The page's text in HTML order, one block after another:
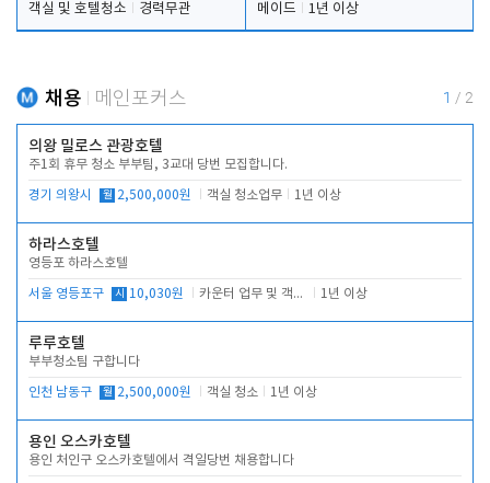
객실 및 호텔청소
경력무관
메이드
1년 이상
채용 메인포커스 1 / 2
의왕 밀로스 관광호텔
주1회 휴무 청소 부부팀, 3교대 당번 모집합니다.
경기 의왕시 월 2,500,000원 객실 청소업무 1년 이상
하라스호텔
영등포 하라스호텔
서울 영등포구 시 10,030원 카운터 업무 및 객실관리(청소상태 확인, 객실판매) 1년 이상
루루호텔
부부청소팀 구합니다
인천 남동구 월 2,500,000원 객실 청소 1년 이상
용인 오스카호텔
용인 처인구 오스카호텔에서 격일당번 채용합니다